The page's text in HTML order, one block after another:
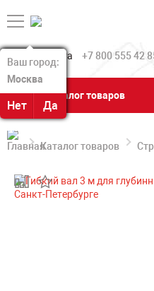
Ваш город:
Москва
Нет Да
Ваш город:
Москва
Нет Да
+7 800 555 42
Каталог товаров
Каталог товаров